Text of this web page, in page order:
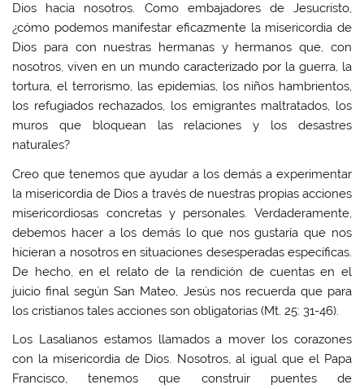
Dios hacia nosotros. Como embajadores de Jesucristo,
¿cómo podemos manifestar eficazmente la misericordia de
Dios para con nuestras hermanas y hermanos que, con
nosotros, viven en un mundo caracterizado por la guerra, la
tortura, el terrorismo, las epidemias, los niños hambrientos,
los refugiados rechazados, los emigrantes maltratados, los
muros que bloquean las relaciones y los desastres
naturales?
Creo que tenemos que ayudar a los demás a experimentar
la misericordia de Dios a través de nuestras propias acciones
misericordiosas concretas y personales. Verdaderamente,
debemos hacer a los demás lo que nos gustaría que nos
hicieran a nosotros en situaciones desesperadas específicas.
De hecho, en el relato de la rendición de cuentas en el
juicio final según San Mateo, Jesús nos recuerda que para
los cristianos tales acciones son obligatorias (Mt. 25: 31-46).
Los Lasalianos estamos llamados a mover los corazones
con la misericordia de Dios. Nosotros, al igual que el Papa
Francisco, tenemos que construir puentes de